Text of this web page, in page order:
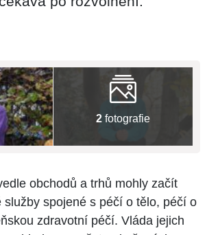
2 fotografie
obchodů a trhů mohly začít
služby spojené s péčí o tělo, péčí o
zdravotní péčí. Vláda jejich